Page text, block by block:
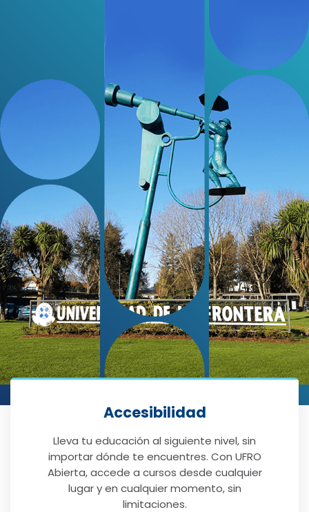
Accesibilidad
Lleva tu educación al siguiente nivel, sin
importar dónde te encuentres. Con UFRO
Abierta, accede a cursos desde cualquier
lugar y en cualquier momento, sin
limitaciones.